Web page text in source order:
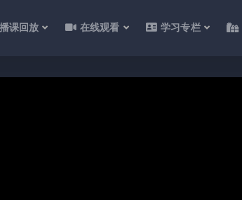
课回放 在线观看 学习专栏